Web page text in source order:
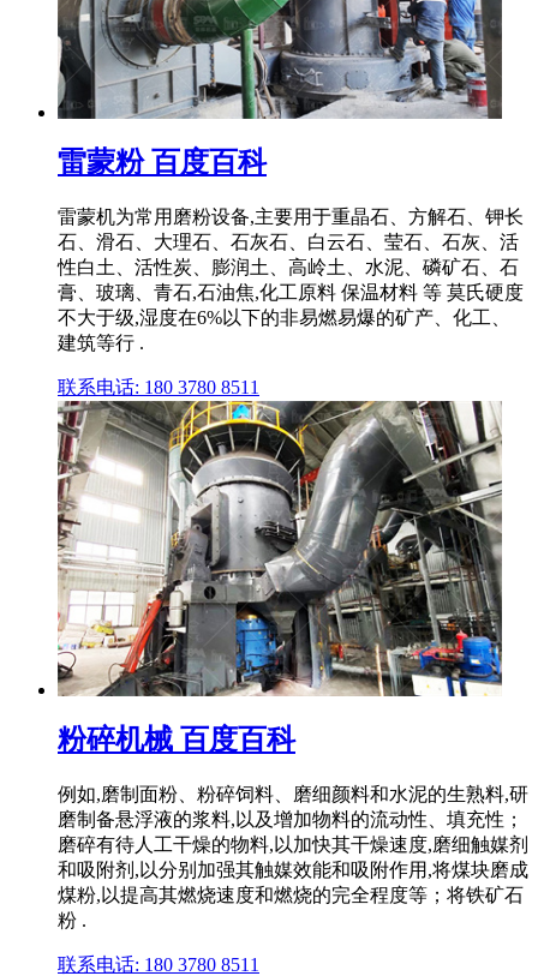
雷蒙粉 百度百科
雷蒙机为常用磨粉设备,主要用于重晶石、方解石、钾长
石、滑石、大理石、石灰石、白云石、莹石、石灰、活
性白土、活性炭、膨润土、高岭土、水泥、磷矿石、石
膏、玻璃、青石,石油焦,化工原料 保温材料 等 莫氏硬度
不大于级,湿度在6%以下的非易燃易爆的矿产、化工、
建筑等行 .
联系电话: 180 3780 8511
粉碎机械 百度百科
例如,磨制面粉、粉碎饲料、磨细颜料和水泥的生熟料,研
磨制备悬浮液的浆料,以及增加物料的流动性、填充性；
磨碎有待人工干燥的物料,以加快其干燥速度,磨细触媒剂
和吸附剂,以分别加强其触媒效能和吸附作用,将煤块磨成
煤粉,以提高其燃烧速度和燃烧的完全程度等；将铁矿石
粉 .
联系电话: 180 3780 8511